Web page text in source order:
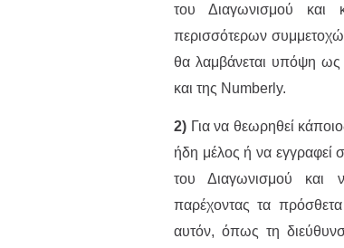
του Διαγωνισμού και
περισσότερων
θα λαμβάνεται υπόψη ως
και της Numberly.
2) Για να θεωρηθεί
ήδη μέλος ή να εγγραφεί
του Διαγωνισμού και
παρέχοντας τα
αυτόν, όπως τη